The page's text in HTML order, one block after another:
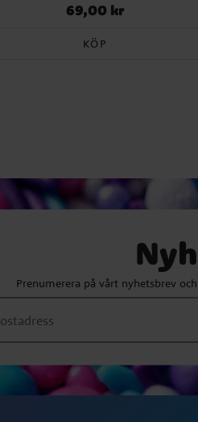
Pris:69,00 kr
69,00 kr
KÖP
Prenumerera på vårt nyhetsbrev